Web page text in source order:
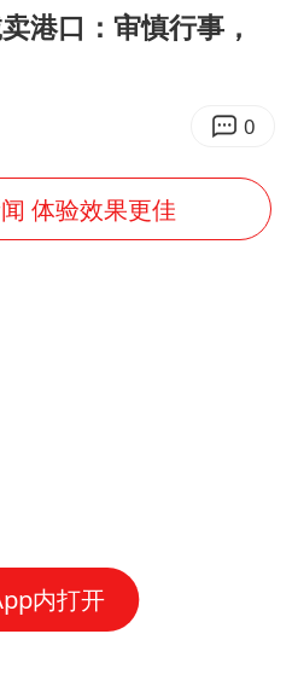
港口：审慎行事，
0
体验效果更佳
内打开